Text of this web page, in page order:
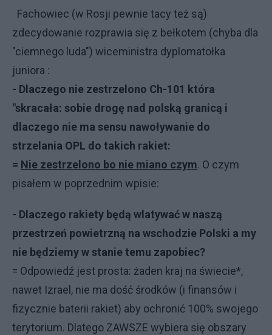
Fachowiec (w Rosji pewnie tacy też są)
zdecydowanie rozprawia się z bełkotem (chyba dla
"ciemnego luda") wiceministra dyplomatołka
juniora :
- Dlaczego nie zestrzelono Ch-101 która
"skracała: sobie drogę nad polską granicą i
dlaczego nie ma sensu nawoływanie do
strzelania OPL do takich rakiet:
= Nie zestrzelono bo nie miano czym. O czym
pisałem w poprzednim wpisie:
- Dlaczego rakiety będą wlatywać w naszą
przestrzeń powietrzną na wschodzie Polski a my
nie będziemy w stanie temu zapobiec?
= Odpowiedź jest prosta: żaden kraj na świecie*,
nawet Izrael, nie ma dość środków (i finansów i
fizycznie baterii rakiet) aby ochronić 100% swojego
terytorium. Dlatego ZAWSZE wybiera się obszary